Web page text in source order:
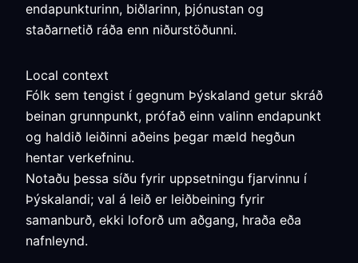
endapunkturinn, biðlarinn, þjónustan og
staðarnetið ráða enn niðurstöðunni.
Local context
Fólk sem tengist í gegnum Þýskaland getur skráð
beinan grunnpunkt, prófað einn valinn endapunkt
og haldið leiðinni aðeins þegar mæld hegðun
hentar verkefninu.
Notaðu þessa síðu fyrir uppsetningu fjarvinnu í
Þýskalandi; val á leið er leiðbeining fyrir
samanburð, ekki loforð um aðgang, hraða eða
nafnleynd.